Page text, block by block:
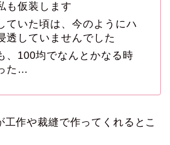
も仮装します
ていた頃は、今のようにハ
透していませんでした
、100均でなんとかなる時
た…
工作や裁縫で作ってくれるとこ